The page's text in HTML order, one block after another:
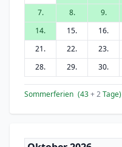
7.
8. 9.
14.
15. 16.
21.
22. 23.
28.
29. 30.
Sommerferien (43+ 2Tage)